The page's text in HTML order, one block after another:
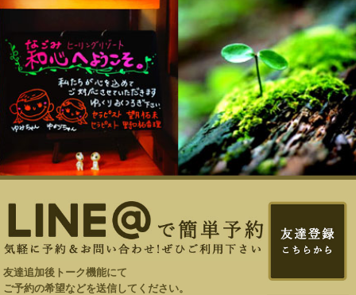
友達追加後トーク機能にて
ご予約の希望などを送信してください。